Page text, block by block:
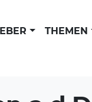
THEMEN